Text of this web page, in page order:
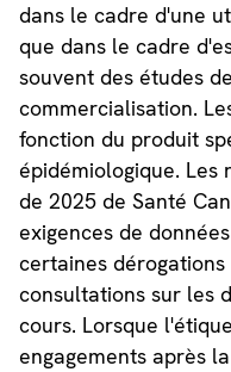
dans le cadre d'une
que dans le cadre
souvent des études
commercialisation.
fonction du produit
épidémiologique. Les
de 2025 de Santé
exigences de
certaines
consultations sur les
cours. Lorsque
engagements après